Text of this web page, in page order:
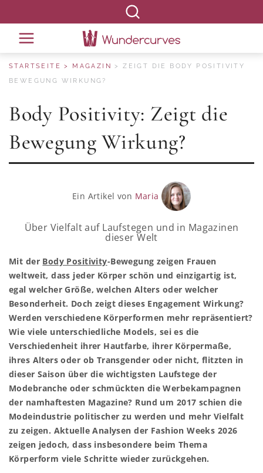
STARTSEITE MAGAZIN
ZEIGT DIE BODY POSITIVITY
BEWEGUNG WIRKUNG?
Body Positivity: Zeigt die
Bewegung Wirkung?
Ein Artikel von Maria
Über Vielfalt auf Laufstegen und in Magazinen
dieser Welt
Mit der Body Positivity-Bewegung zeigen Frauen
weltweit, dass jeder Körper schön und einzigartig ist,
egal welcher Größe, welchen Alters oder welcher
Besonderheit. Doch zeigt dieses Engagement Wirkung?
Werden verschiedene Körperformen mehr repräsentiert?
Wie viele unterschiedliche Models, sei es die
Verschiedenheit ihrer Hautfarbe, ihrer Körpermaße,
ihres Alters oder ob Transgender oder nicht, flitzten in
dieser Saison über die wichtigsten Laufstege der
Modebranche oder schmückten die Werbekampagnen
der namhaftesten Magazine? Rund um 2017 schien die
Modeindustrie politischer zu werden und mehr Vielfalt
zu zeigen. Aktuelle Analysen der Fashion Weeks 2026
zeigen jedoch, dass insbesondere beim Thema
Körperform viele Schritte wieder zurückgehen.